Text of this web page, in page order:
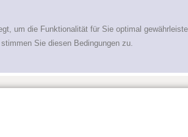
um die Funktionalität für Sie optimal
Sie diesen Bedingungen zu.